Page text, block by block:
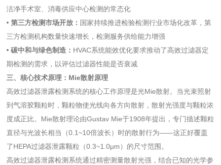
洁净手术室、消毒供应中心检测的常态化
• 第三方检测市场开放： 国家持续推进检验检测行业市场化改革，第
三方检测机构数量快速增长，检测服务供给能力增强
• 碳中和与绿色制造： HVAC系统能效优化要求推动了高效过滤器定
期检测的需求，以评估过滤器性能是否衰减
三、核心技术原理：Mie散射原理
高效过滤器泄露检测系统的核心工作原理是光Mie散射。当光束照射
到气溶胶颗粒时，颗粒物使光线向各方向散射，散射光强度与颗粒浓
度成正比。Mie散射理论由Gustav Mie于1908年提出，专门描述颗粒
直径与光波长相当（0.1~10倍波长）时的散射行为——这正好覆盖
了HEPA过滤器泄露颗粒（0.3~1.0μm）的尺寸范围。
高效过滤器泄露检测系统通过精密测量散射光强，结合已知的光学参